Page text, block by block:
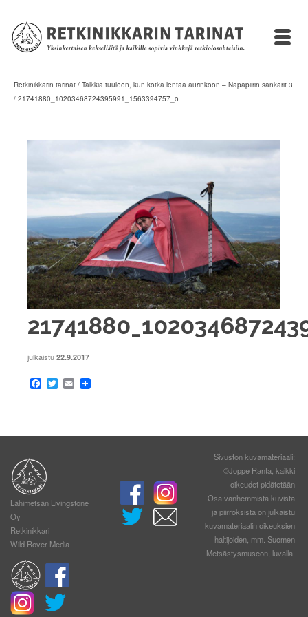
Retkinikkarin tarinat / Talkkia tuuleen, kun kotka lentää aurinkoon – Napapiirin sankarit 3
/ 21741880_10203468724395991_1563394757_o
julkaistu 22.9.2017
Facebook
Twitter
Email
Lähimetsän Livingstone
Oy
Retkinikkari
Wild Rover Media
Sivuston kuvamateriaali:
©Joppe Ranta, kaikki
oikeudet pidätetään
Osa vanhemmista kuvista
ja piirroksista on julkaistu
kuvamateriaalin oikeuksien
haltijoiden, mm. Suomen
Metsästysmuseon, luvalla.